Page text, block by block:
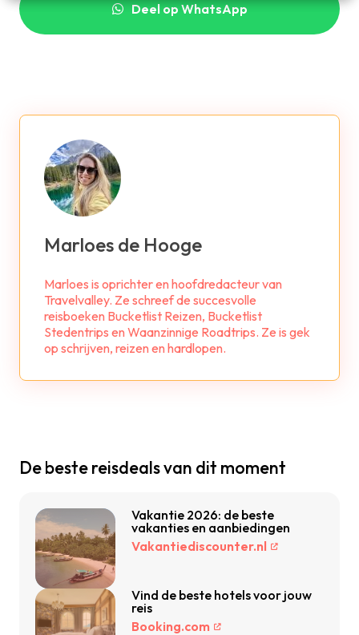
Deel op WhatsApp
Marloes de Hooge
Marloes is oprichter en hoofdredacteur van
Travelvalley. Ze schreef de succesvolle
reisboeken Bucketlist Reizen, Bucketlist
Stedentrips en Waanzinnige Roadtrips. Ze is gek
op schrijven, reizen en hardlopen.
De beste reisdeals van dit moment
Vakantie 2026: de beste
vakanties en aanbiedingen
Vakantiediscounter.nl
Vind de beste hotels voor jouw
reis
Booking.com